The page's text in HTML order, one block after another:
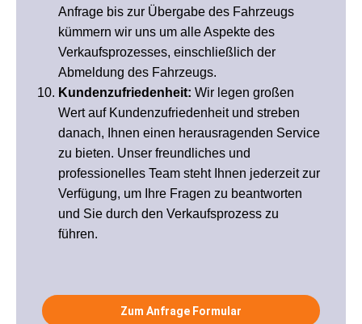
Anfrage bis zur Übergabe des Fahrzeugs
kümmern wir uns um alle Aspekte des
Verkaufsprozesses, einschließlich der
Abmeldung des Fahrzeugs.
Kundenzufriedenheit: Wir legen großen
Wert auf Kundenzufriedenheit und streben
danach, Ihnen einen herausragenden Service
zu bieten. Unser freundliches und
professionelles Team steht Ihnen jederzeit zur
Verfügung, um Ihre Fragen zu beantworten
und Sie durch den Verkaufsprozess zu
führen.
Zum Anfrage Formular